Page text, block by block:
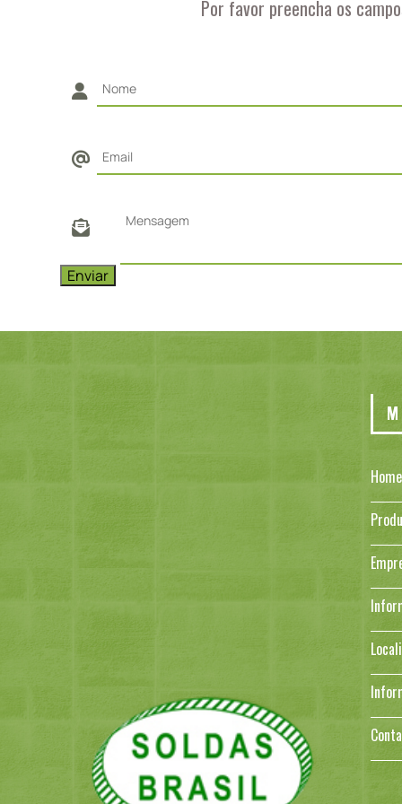
Por favor preencha os
Home